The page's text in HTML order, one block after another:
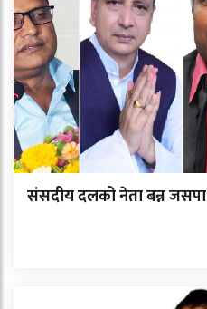
संसदीय दलको नेता बन्न